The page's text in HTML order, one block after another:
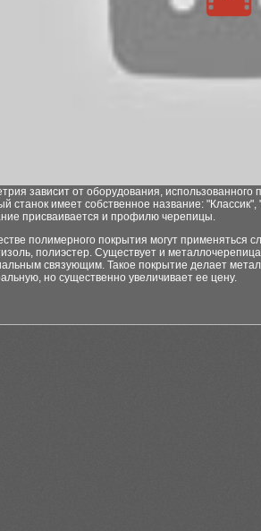
зависит от оборудования,
станок имеет собственное название:
присваивается и профилю черепицы.
полимерного покрытия могут применяться
полиэстер. Существует и
связующим. Такое покрытие делает
но существенно увеличивает ее цену.